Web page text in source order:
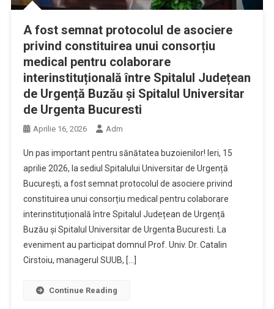
A fost semnat protocolul de asociere
privind constituirea unui consorțiu
medical pentru colaborare
interinstituțională între Spitalul Județean
de Urgență Buzău și Spitalul Universitar
de Urgenta Bucuresti
Aprilie 16, 2026 Adm
Un pas important pentru sănătatea buzoienilor! Ieri, 15
aprilie 2026, la sediul Spitalului Universitar de Urgență
București, a fost semnat protocolul de asociere privind
constituirea unui consorțiu medical pentru colaborare
interinstituțională între Spitalul Județean de Urgență
Buzău și Spitalul Universitar de Urgenta Bucuresti. La
eveniment au participat domnul Prof. Univ. Dr. Catalin
Cirstoiu, managerul SUUB, […]
Continue Reading